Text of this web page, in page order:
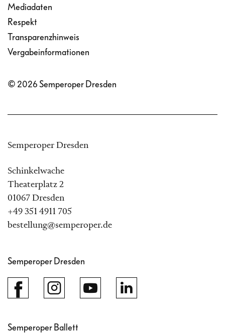
Mediadaten
Respekt
Transparenzhinweis
Vergabeinformationen
© 2026 Semperoper Dresden
Semperoper Dresden
Schinkelwache
Theaterplatz 2
01067 Dresden
+49 351 4911 705
bestellung@semperoper.de
Semperoper Dresden
Semperoper Ballett